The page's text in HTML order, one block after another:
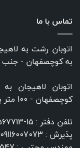
تماس با ما
به کوچصفهان - جنب
اتوبان لاهیجان
کوچصفهان - 100 متر بعد از پمپ بنزین پورصادق ۲
تلفن دفتر : 15-01334567713
پذیرش : 09116007073